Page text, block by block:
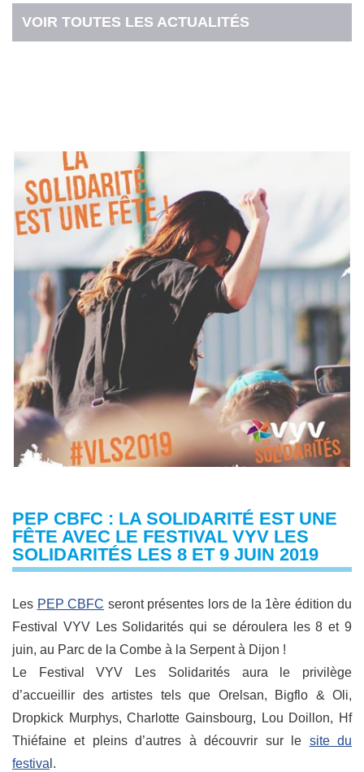
VOIR TOUTES LES ACTUALITÉS
PEP CBFC : LA SOLIDARITÉ EST UNE
FÊTE AVEC LE FESTIVAL VYV LES
SOLIDARITÉS LES 8 ET 9 JUIN 2019
Les PEP CBFC seront présentes lors de la 1ère édition du
Festival VYV Les Solidarités qui se déroulera les 8 et 9
juin, au Parc de la Combe à la Serpent à Dijon !
Le Festival VYV Les Solidarités aura le privilège
d’accueillir des artistes tels que Orelsan, Bigflo & Oli,
Dropkick Murphys, Charlotte Gainsbourg, Lou Doillon, Hf
Thiéfaine et pleins d’autres à découvrir sur le site du
festiva l.